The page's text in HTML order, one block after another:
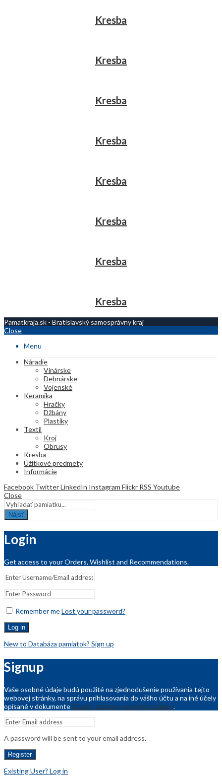
Kresba
Kresba
Kresba
Kresba
Kresba
Kresba
Kresba
Kresba
Pamatkraja.sk - Bratislavský samosprávny kraj
Close
Menu
Náradie
Vinárske
Debnárske
Vojenské
Keramika
Hračky
Džbány
Plastiky
Textil
Kroj
Obrusy
Kresba
Úžitkové predmety
Informácie
Facebook TwitterLinkedIn Instagram Flickr RSS Youtube
Close
Nájsť
Login
Get access to your Orders, Wishlist and Recommendations.
Remember meLost your password?
Log in
New to Databáza pamiatok? Sign up
Signup
Vaše osobné údaje budú použité na zjednodušenie používania tejto
webovej stránky, na správu prihlasovania do vášho účtu a na iné účely
opísané v dokumente Zásady ochrany osobných údajov.
A password will be sent to your email address.
Register
Existing User? Log in